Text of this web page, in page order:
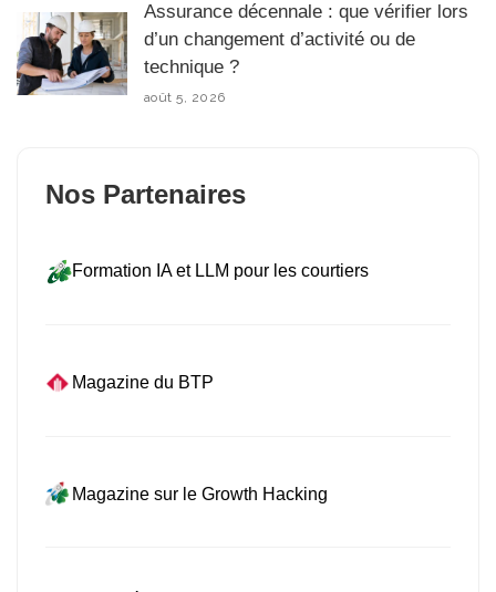
Assurance décennale : que vérifier lors
d’un changement d’activité ou de
technique ?
août 5, 2026
Nos Partenaires
Formation IA et LLM pour les courtiers
Magazine du BTP
Magazine sur le Growth Hacking